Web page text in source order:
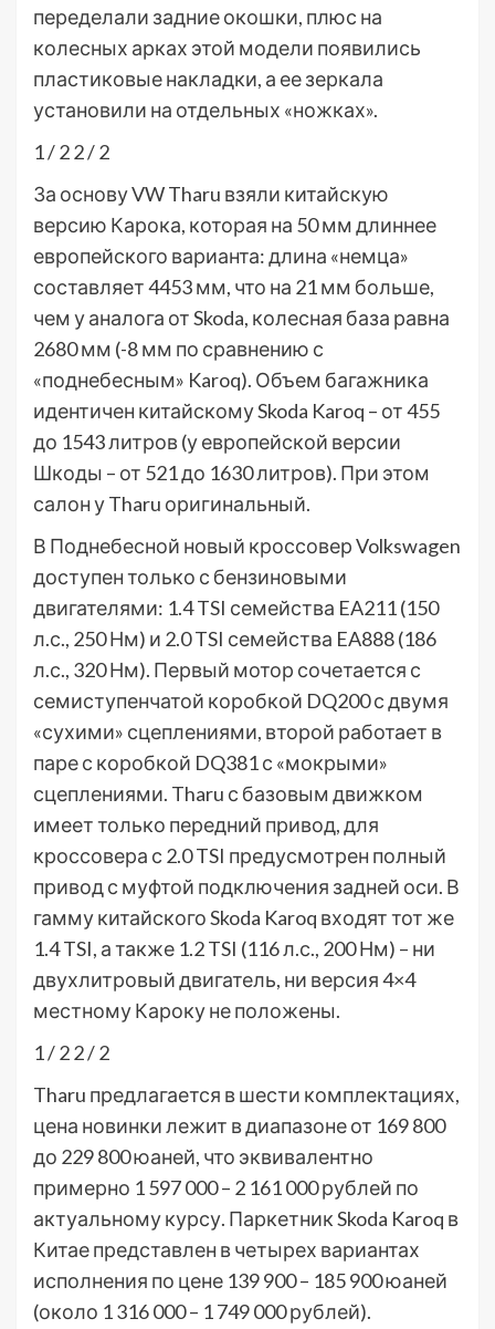
переделали задние окошки, плюс на
колесных арках этой модели появились
пластиковые накладки, а ее зеркала
установили на отдельных «ножках».
1/ 22/ 2
За основу VW Tharu взяли китайскую
версию Карока, которая на 50 мм длиннее
европейского варианта: длина «немца»
составляет 4453 мм, что на 21 мм больше,
чем у аналога от Skoda, колесная база равна
2680 мм (-8 мм по сравнению с
«поднебесным» Karoq). Объем багажника
идентичен китайскому Skoda Karoq – от 455
до 1543 литров (у европейской версии
Шкоды – от 521 до 1630 литров). При этом
салон у Tharu оригинальный.
В Поднебесной новый кроссовер Volkswagen
доступен только с бензиновыми
двигателями: 1.4 TSI семейства EA211 (150
л.с., 250 Нм) и 2.0 TSI семейства EA888 (186
л.с., 320 Нм). Первый мотор сочетается с
семиступенчатой коробкой DQ200 с двумя
«сухими» сцеплениями, второй работает в
паре с коробкой DQ381 с «мокрыми»
сцеплениями. Tharu с базовым движком
имеет только передний привод, для
кроссовера с 2.0 TSI предусмотрен полный
привод с муфтой подключения задней оси. В
гамму китайского Skoda Karoq входят тот же
1.4 TSI, а также 1.2 TSI (116 л.с., 200 Нм) – ни
двухлитровый двигатель, ни версия 4×4
местному Кароку не положены.
1/ 22/ 2
Tharu предлагается в шести комплектациях,
цена новинки лежит в диапазоне от 169 800
до 229 800 юаней, что эквивалентно
примерно 1 597 000 – 2 161 000 рублей по
актуальному курсу. Паркетник Skoda Karoq в
Китае представлен в четырех вариантах
исполнения по цене 139 900 – 185 900 юаней
(около 1 316 000 – 1 749 000 рублей).